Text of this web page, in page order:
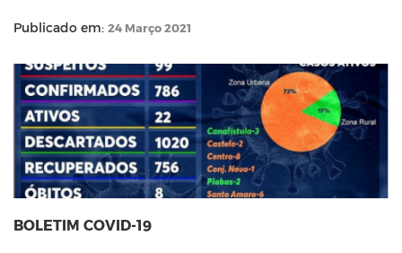
Publicado em: 24 Março 2021
BOLETIM COVID-19